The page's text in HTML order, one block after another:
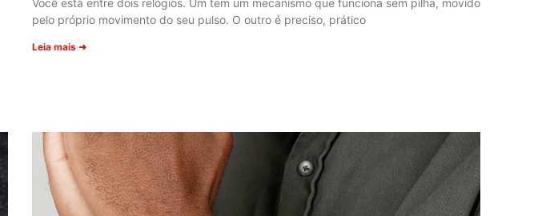
Você está entre dois relógios. Um tem um mecanismo que funciona sem pilha, movido
pelo próprio movimento do seu pulso. O outro é preciso, prático
Leia mais ➜